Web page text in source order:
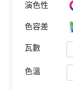
演色性
色容差
瓦數
色溫